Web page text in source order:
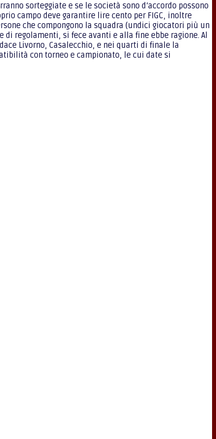
sorteggiate e se le società sono d’accordo possono
campo deve garantire lire cento per FIGC, inoltre
che compongono la squadra (undici giocatori più un
regolamenti, si fece avanti e alla fine ebbe ragione. Al
Livorno, Casalecchio, e nei quarti di finale la
con torneo e campionato, le cui date si